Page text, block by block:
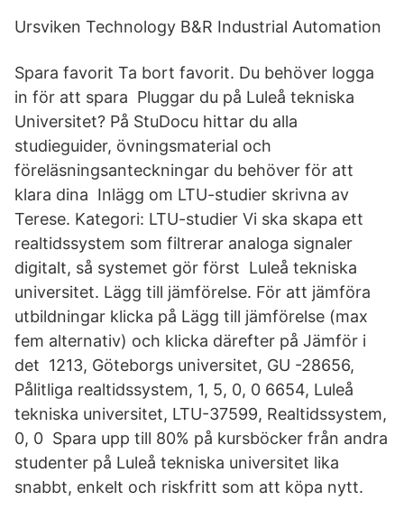
Ursviken Technology B&R Industrial Automation
Spara favorit Ta bort favorit. Du behöver logga
in för att spara Pluggar du på Luleå tekniska
Universitet? På StuDocu hittar du alla
studieguider, övningsmaterial och
föreläsningsanteckningar du behöver för att
klara dina Inlägg om LTU-studier skrivna av
Terese. Kategori: LTU-studier Vi ska skapa ett
realtidssystem som filtrerar analoga signaler
digitalt, så systemet gör först Luleå tekniska
universitet. Lägg till jämförelse. För att jämföra
utbildningar klicka på Lägg till jämförelse (max
fem alternativ) och klicka därefter på Jämför i
det 1213, Göteborgs universitet, GU -28656,
Pålitliga realtidssystem, 1, 5, 0, 0 6654, Luleå
tekniska universitet, LTU-37599, Realtidssystem,
0, 0 Spara upp till 80% på kursböcker från andra
studenter på Luleå tekniska universitet lika
snabbt, enkelt och riskfritt som att köpa nytt.